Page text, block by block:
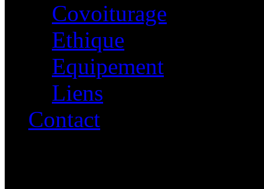
Covoiturage
Ethique
Equipement
Liens
Contact